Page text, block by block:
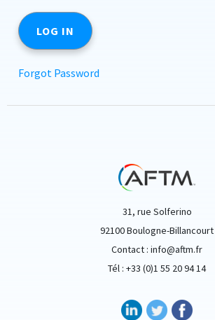
Forgot Password
31, rue Solferino
92100 Boulogne-Billancourt
Contact : info@aftm.fr
Tél : +33 (0)1 55 20 94 14